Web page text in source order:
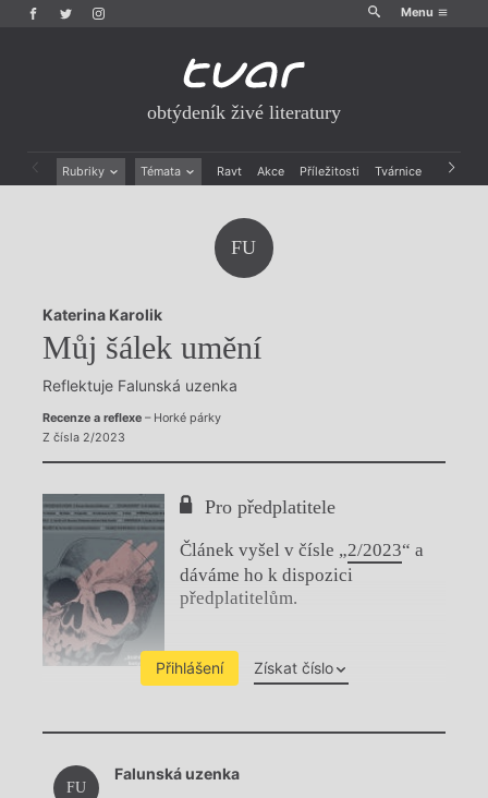
Menu
obtýdeník živé literatury
Rubriky Témata Ravt Akce Příležitosti Tvárnice Archiv
Rozhovory
Dokument
Výroční ceny
FU
Katerina Karolik
Můj šálek umění
Reflektuje Falunská uzenka
Recenze a reflexe– Horké párky
Z čísla 2/2023
Pro předplatitele
Článek vyšel v čísle „2/2023“ a
dáváme ho k dispozici
předplatitelům.
Přihlášení Získat číslo
Chviličku.
Načítá se.
FU
Falunská uzenka